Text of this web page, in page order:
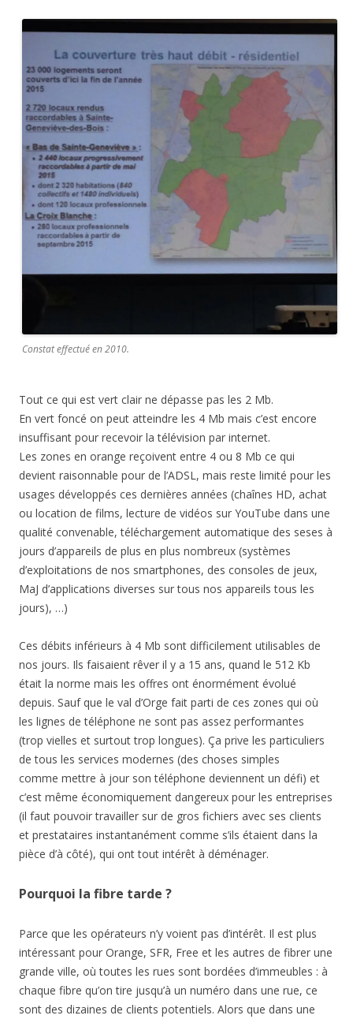
Constat effectué en 2010.
Tout ce qui est vert clair ne dépasse pas les 2 Mb.
En vert foncé on peut atteindre les 4 Mb mais c’est encore
insuffisant pour recevoir la télévision par internet.
Les zones en orange reçoivent entre 4 ou 8 Mb ce qui
devient raisonnable pour de l’ADSL, mais reste limité pour les
usages développés ces dernières années (chaînes HD, achat
ou location de films, lecture de vidéos sur YouTube dans une
qualité convenable, téléchargement automatique des seses à
jours d’appareils de plus en plus nombreux (systèmes
d’exploitations de nos smartphones, des consoles de jeux,
MaJ d’applications diverses sur tous nos appareils tous les
jours), …)
Ces débits inférieurs à 4 Mb sont difficilement utilisables de
nos jours. Ils faisaient rêver il y a 15 ans, quand le 512 Kb
était la norme mais les offres ont énormément évolué
depuis. Sauf que le val d’Orge fait parti de ces zones qui où
les lignes de téléphone ne sont pas assez performantes
(trop vielles et surtout trop longues). Ça prive les particuliers
de tous les services modernes (des choses simples
comme mettre à jour son téléphone deviennent un défi) et
c’est même économiquement dangereux pour les entreprises
(il faut pouvoir travailler sur de gros fichiers avec ses clients
et prestataires instantanément comme s’ils étaient dans la
pièce d’à côté), qui ont tout intérêt à déménager.
Pourquoi la fibre tarde ?
Parce que les opérateurs n’y voient pas d’intérêt. Il est plus
intéressant pour Orange, SFR, Free et les autres de fibrer une
grande ville, où toutes les rues sont bordées d’immeubles : à
chaque fibre qu’on tire jusqu’à un numéro dans une rue, ce
sont des dizaines de clients potentiels. Alors que dans une